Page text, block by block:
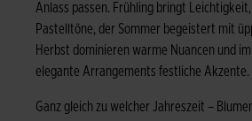
Anlass passen. Frühling bringt
Pastelltöne, der Sommer begeistert mit
Herbst dominieren warme Nuancen und
elegante Arrangements festliche Akzente.
Ganz gleich zu welcher Jahreszeit –